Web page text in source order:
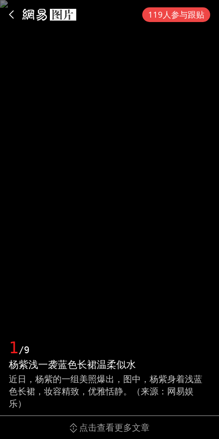
119人参与跟贴
1/9
杨紫浅一袭蓝色长裙温柔似水
近日，杨紫的一组美照爆出，图中，杨紫身着浅蓝
色长裙，妆容精致，优雅恬静。（来源：网易娱
乐）
点击查看更多文章
App内打开